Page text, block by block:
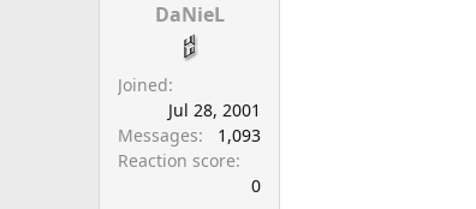
DaNieL
Joined
Jul 28, 2001
Messages
1,093
Reaction score
0